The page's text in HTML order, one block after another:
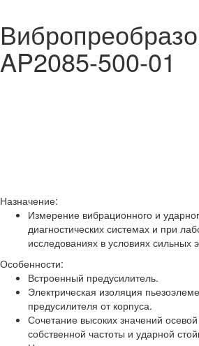
AP2085-500-01
Назначение:
Измерение вибрационного и
диагностических системах и при
исследованиях в условиях сильных
Особенности:
Встроенный предусилитель.
Электрическая изоляция
предусилителя от корпуса.
Сочетание высоких значений осевой
собственной частоты и ударной